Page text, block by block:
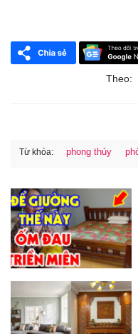
Theo:
Từ khóa: phong thủy